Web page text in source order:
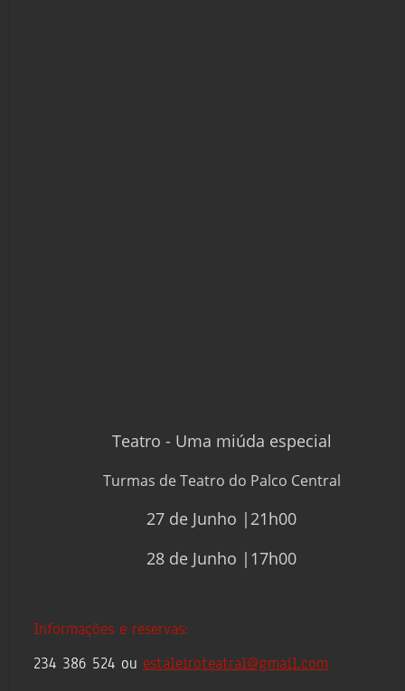
Teatro - Uma miúda especial
Turmas de Teatro do Palco Central
27 de Junho |21h00
28 de Junho |17h00
Informações e reservas:
234 386 524 ou estaleiroteatral@gmail.com